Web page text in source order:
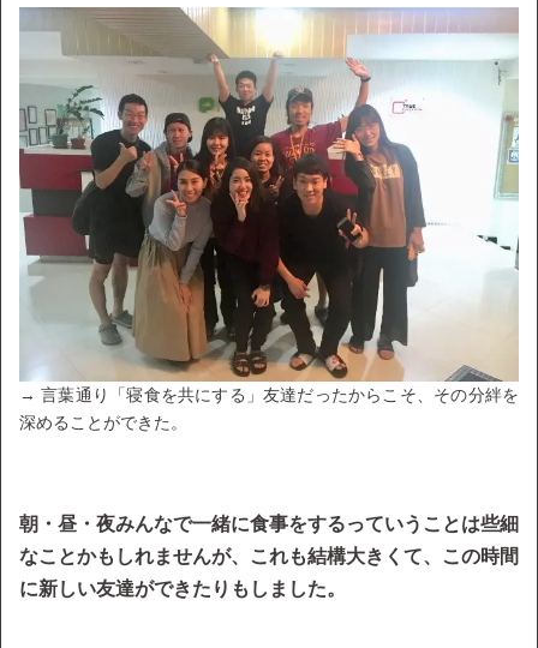
→ 言葉通り「寝食を共にする」友達だったからこそ、その分絆を
深めることができた。
朝・昼・夜みんなで一緒に食事をするっていうことは些細
なことかもしれませんが、これも結構大きくて、この時間
に新しい友達ができたりもしました。